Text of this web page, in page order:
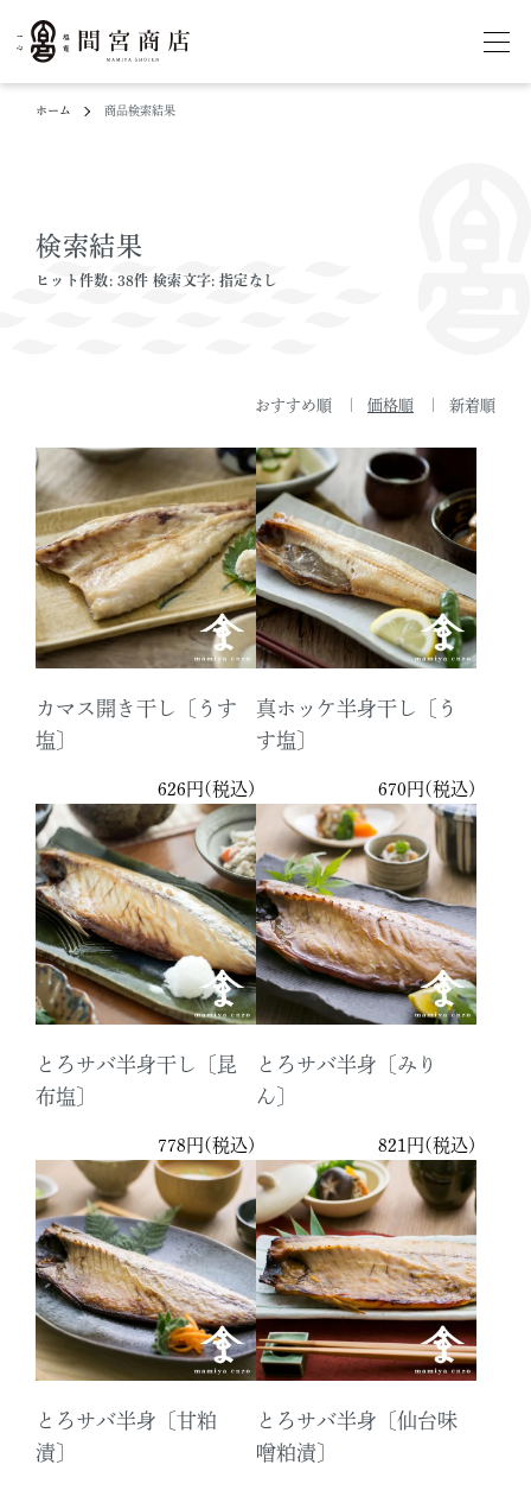
ホーム 商品検索結果
検索結果
ヒット件数: 38件 検索文字: 指定なし
おすすめ順 価格順 新着順
カマス開き干し〔うす
塩〕
626円(税込)
真ホッケ半身干し〔う
す塩〕
670円(税込)
とろサバ半身干し〔昆
布塩〕
778円(税込)
とろサバ半身〔みり
ん〕
821円(税込)
とろサバ半身〔甘粕
漬〕
とろサバ半身〔仙台味
噌粕漬〕